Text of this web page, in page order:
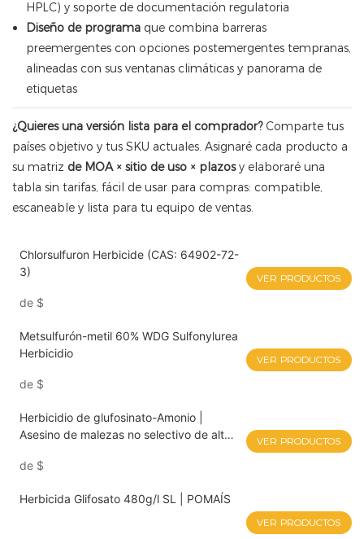
HPLC) y soporte de documentación regulatoria
Diseño de programaque combina barreras
preemergentes con opciones postemergentes tempranas,
alineadas con sus ventanas climáticas y panorama de
etiquetas
¿Quieres una versión lista para el comprador?Comparte tus
países objetivo y tus SKU actuales. Asignaré cada producto a
su matriz de MOA × sitio de uso × plazosy elaboraré una
tabla sin tarifas, fácil de usar para compras: compatible,
escaneable y lista para tu equipo de ventas.
Chlorsulfuron Herbicide (CAS: 64902-72-
3)
de $
VER PRODUCTOS
Metsulfurón-metil 60% WDG Sulfonylurea
Herbicidio
de $
VER PRODUCTOS
Herbicidio de glufosinato-Amonio |
Asesino de malezas no selectivo de alto
de $
VER PRODUCTOS
Herbicida Glifosato 480g/l SL | POMAÍS
VER PRODUCTOS